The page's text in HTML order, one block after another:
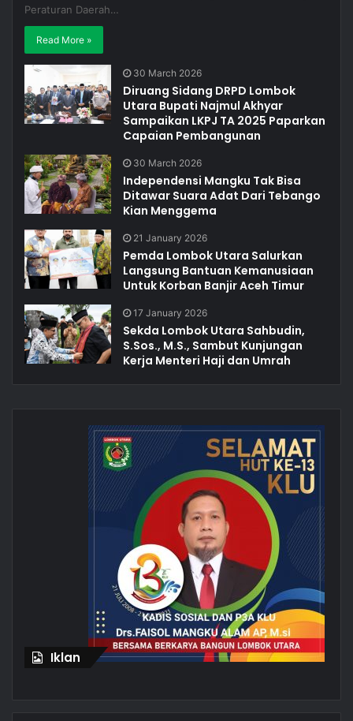
Peraturan Daerah…
Read More »
30 March 2026
Diruang Sidang DRPD Lombok
Utara Bupati Najmul Akhyar
Sampaikan LKPJ TA 2025 Paparkan
Capaian Pembangunan
30 March 2026
Independensi Mangku Tak Bisa
Ditawar Suara Adat Dari Tebango
Kian Menggema
21 January 2026
Pemda Lombok Utara Salurkan
Langsung Bantuan Kemanusiaan
Untuk Korban Banjir Aceh Timur
17 January 2026
Sekda Lombok Utara Sahbudin,
S.Sos., M.S., Sambut Kunjungan
Kerja Menteri Haji dan Umrah
Iklan